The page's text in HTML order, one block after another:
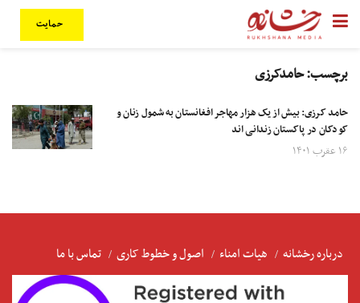
حمایت
برچسب:حامدکرزی
حامد کرزی: بیش از یک هزار مهاجر افغانستان به شمول زنان و
کودکان در پاکستان زندانی اند
۱۶ عقرب ۱۴۰۱
درباره رخشانه هیات امناء اصول و خطوط کاری تماس با ما